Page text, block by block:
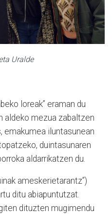
Uralde
loreak” eraman du
aldeko mezua zabaltzen
emakumea iluntasunean
duintasunaren
aldarrikatzen du.
ameskerietarantz”)
ditu abiapuntutzat.
dituzten mugimendu